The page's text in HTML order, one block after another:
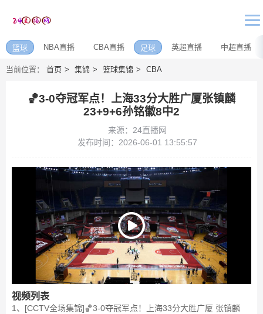
篮球 NBA直播 CBA直播 足球 英超直播 中超直播
当前位置： 首页 集锦 篮球集锦 CBA
🏀3-0夺冠军点！上海33分大胜广厦张镇麟
23+9+6孙铭徽8中2
来源：24直播网
发布时间：2026-06-01 13:55:57
视频列表
1、[CCTV全场集锦]🏀3-0夺冠军点！上海33分大胜广厦 张镇麟